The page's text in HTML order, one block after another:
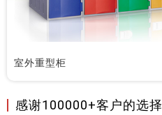
室外重型柜
感谢100000+客户的选择